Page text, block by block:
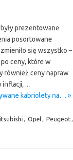
prezentowane
posortowane
się wszystko –
ceny, które w
również ceny napraw
inflacji,…
kabriolety na… »
, Opel, Peugeot,